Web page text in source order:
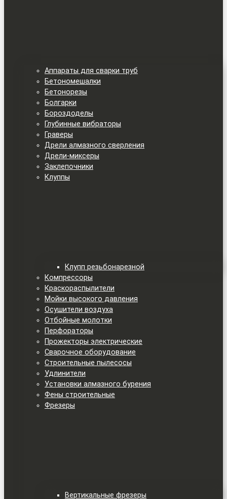
Аппараты для сварки труб
Бетономешалки
Бетонорезы
Болгарки
Бороздоделы
Глубинные вибраторы
Граверы
Дрели алмазного сверления
Дрели-миксеры
Заклепочники
Клуппы
Клупп резьбонарезной
Компрессоры
Краскораспылители
Мойки высокого давления
Осушители воздуха
Отбойные молотки
Перфораторы
Прожекторы электрические
Сварочное оборудование
Строительные пылесосы
Удлинители
Установки алмазного бурения
Фены строительные
Фрезеры
Вертикальные фрезеры